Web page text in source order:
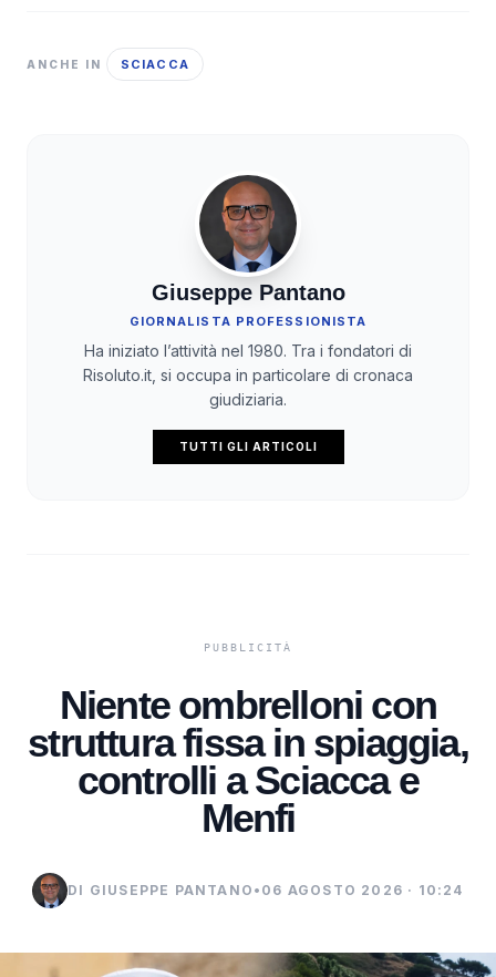
ANCHE IN SCIACCA
Giuseppe Pantano
GIORNALISTA PROFESSIONISTA
Ha iniziato l’attività nel 1980. Tra i fondatori di
Risoluto.it, si occupa in particolare di cronaca
giudiziaria.
TUTTI GLI ARTICOLI
Niente ombrelloni con
struttura fissa in spiaggia,
controlli a Sciacca e
Menfi
DI GIUSEPPE PANTANO • 06 AGOSTO 2026 · 10:24